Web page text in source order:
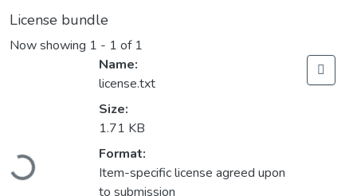
License bundle
Now showing 1 - 1 of 1
Loading...
Name:
license.txt
Size:
1.71 KB
Format:
Item-specific license agreed upon
to submission